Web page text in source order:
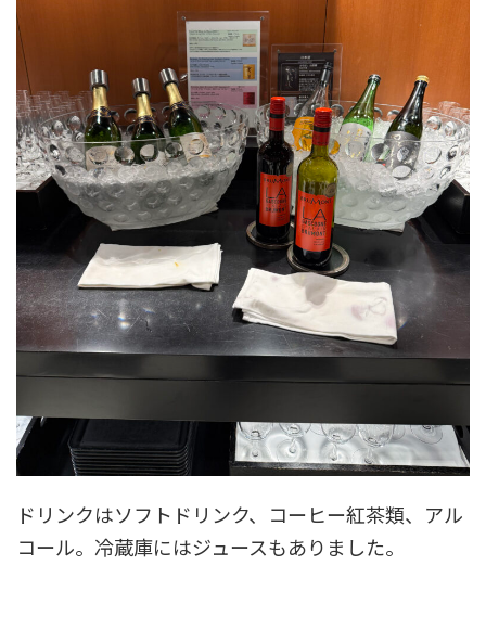
ドリンクはソフトドリンク、コーヒー紅茶類、アル
コール。冷蔵庫にはジュースもありました。